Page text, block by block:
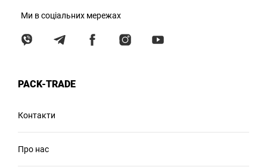
Ми в соціальних мережах
PACK-TRADE
Контакти
Про нас